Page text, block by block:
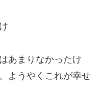
あまりなかったけ
ようやくこれが幸せ